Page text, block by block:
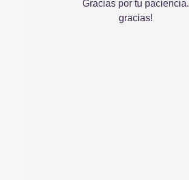
Gracias por tu paciencia.
gracias!